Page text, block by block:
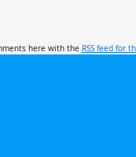
here with the RSS feed for